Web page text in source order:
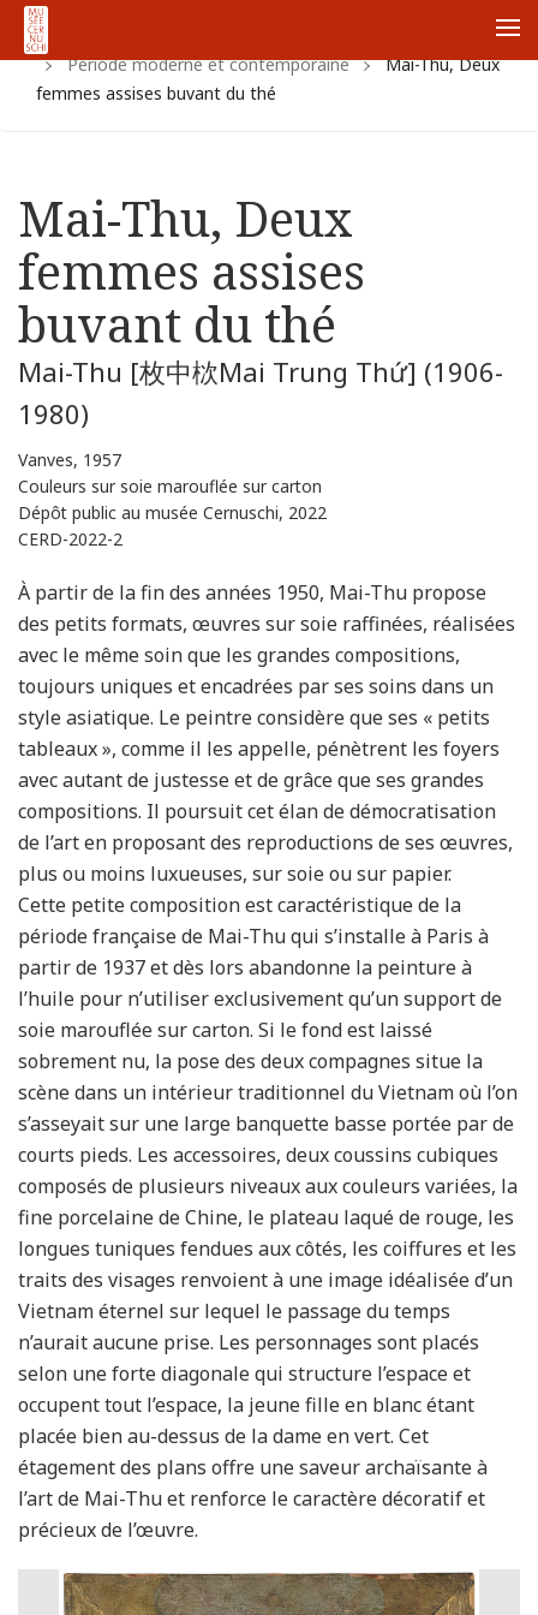
Accueil
Période moderne et contemporaine
Mai-Thu, Deux
femmes assises buvant du thé
Mai-Thu, Deux
femmes assises
buvant du thé
Mai-Thu [枚中栨Mai Trung Thứ] (1906-
1980)
Vanves, 1957
Couleurs sur soie marouflée sur carton
Dépôt public au musée Cernuschi, 2022
CERD-2022-2
À partir de la fin des années 1950, Mai-Thu propose
des petits formats, œuvres sur soie raffinées, réalisées
avec le même soin que les grandes compositions,
toujours uniques et encadrées par ses soins dans un
style asiatique. Le peintre considère que ses « petits
tableaux », comme il les appelle, pénètrent les foyers
avec autant de justesse et de grâce que ses grandes
compositions. Il poursuit cet élan de démocratisation
de l’art en proposant des reproductions de ses œuvres,
plus ou moins luxueuses, sur soie ou sur papier.
Cette petite composition est caractéristique de la
période française de Mai-Thu qui s’installe à Paris à
partir de 1937 et dès lors abandonne la peinture à
l’huile pour n’utiliser exclusivement qu’un support de
soie marouflée sur carton. Si le fond est laissé
sobrement nu, la pose des deux compagnes situe la
scène dans un intérieur traditionnel du Vietnam où l’on
s’asseyait sur une large banquette basse portée par de
courts pieds. Les accessoires, deux coussins cubiques
composés de plusieurs niveaux aux couleurs variées, la
fine porcelaine de Chine, le plateau laqué de rouge, les
longues tuniques fendues aux côtés, les coiffures et les
traits des visages renvoient à une image idéalisée d’un
Vietnam éternel sur lequel le passage du temps
n’aurait aucune prise. Les personnages sont placés
selon une forte diagonale qui structure l’espace et
occupent tout l’espace, la jeune fille en blanc étant
placée bien au-dessus de la dame en vert. Cet
étagement des plans offre une saveur archaïsante à
l’art de Mai-Thu et renforce le caractère décoratif et
précieux de l’œuvre.